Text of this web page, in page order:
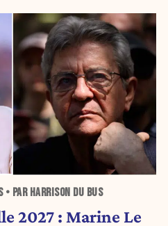
• PAR HARRISON DU BUS
2027 : Marine Le